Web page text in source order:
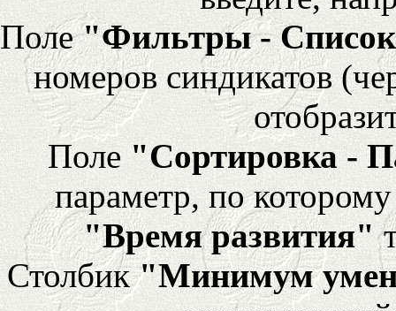
Поле"Фильтры - Список
номеров синдикатов
Поле "Сортировка -
параметр, по
"Время развития"
Столбик"Минимум